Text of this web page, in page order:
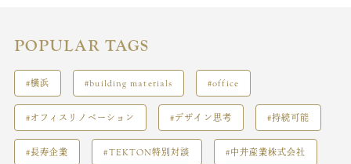
POPULAR TAGS
#横浜 #building materials #office
#オフィスリノベーション #デザイン思考 #持続可能
#長寿企業 #TEKTON特別対談 #中井産業株式会社